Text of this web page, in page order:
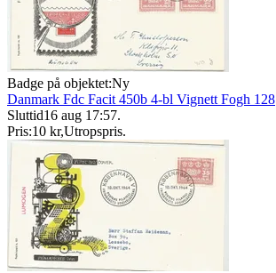
Badge på objektet:Ny
Danmark Fdc Facit 450b 4-bl Vignett Fogh 128
Sluttid16 aug 17:57.
Pris:10 kr,Utropspris.